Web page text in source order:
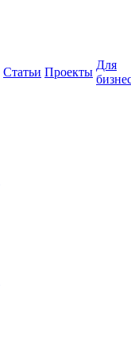
Статьи Проекты
Для